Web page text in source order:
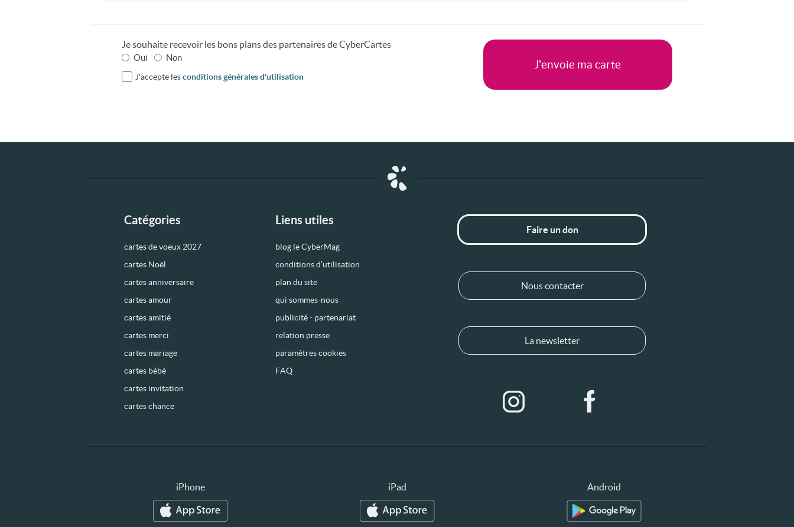
Je souhaite recevoir les bons plans des partenaires de CyberCartes
Oui Non
J'accepte lesconditions générales d'utilisation
Catégories
cartes de voeux 2027
cartes Noël
cartes anniversaire
cartes amour
cartes amitié
cartes merci
cartes mariage
cartes bébé
cartes invitation
cartes chance
Liens utiles
blog le CyberMag
conditions d’utilisation
plan du site
qui sommes-nous
publicité - partenariat
relation presse
paramètres cookies
FAQ
Faire un don
Nous contacter
La newsletter
iPhone iPad Android